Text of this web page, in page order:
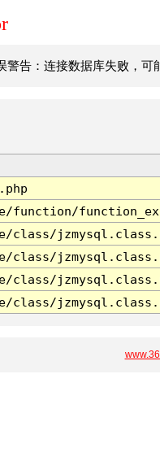
警告：连接数据库失败，可
function/
class/
class/
class/
class/